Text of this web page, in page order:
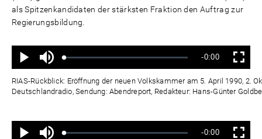
als Spitzenkandidaten der stärksten Fraktion den Auftrag zur
Regierungsbildung.
Wiedergabe
Ton
aus
Geladen:
Status:
Verbleibende
Zeit
-0:00 Vollbild
RIAS-Rückblick: Eröffnung der neuen Volkskammer am 5. April 1990, 2.
Deutschlandradio, Sendung: Abendreport, Redakteur: Hans-Günter
Wiedergabe
Ton
aus
Geladen:
Status:
Verbleibende
-0:00 Vollbild